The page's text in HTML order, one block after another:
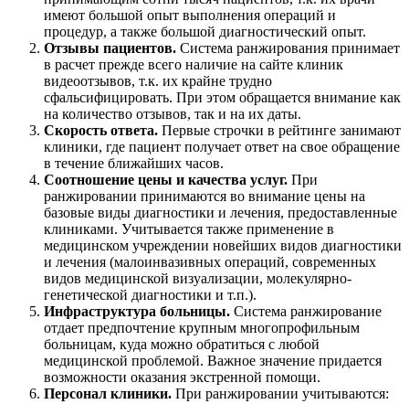
имеют большой опыт выполнения операций и
процедур, а также большой диагностический опыт.
Отзывы пациентов. Система ранжирования принимает
в расчет прежде всего наличие на сайте клиник
видеоотзывов, т.к. их крайне трудно
сфальсифицировать. При этом обращается внимание как
на количество отзывов, так и на их даты.
Скорость ответа. Первые строчки в рейтинге занимают
клиники, где пациент получает ответ на свое обращение
в течение ближайших часов.
Соотношение цены и качества услуг. При
ранжировании принимаются во внимание цены на
базовые виды диагностики и лечения, предоставленные
клиниками. Учитывается также применение в
медицинском учреждении новейших видов диагностики
и лечения (малоинвазивных операций, современных
видов медицинской визуализации, молекулярно-
генетической диагностики и т.п.).
Инфраструктура больницы. Система ранжирование
отдает предпочтение крупным многопрофильным
больницам, куда можно обратиться с любой
медицинской проблемой. Важное значение придается
возможности оказания экстренной помощи.
Персонал клиники. При ранжировании учитываются: